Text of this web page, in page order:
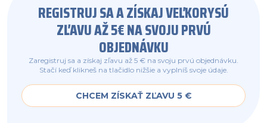
REGISTRUJ SA A ZÍSKAJ VEĽKORYSÚ
ZĽAVU AŽ 5€ NA SVOJU PRVÚ
OBJEDNÁVKU
Zaregistruj sa a získaj zľavu až 5 € na svoju prvú objednávku.
Stačí keď klikneš na tlačidlo nižšie a vyplníš svoje údaje.
CHCEM ZÍSKAŤ ZĽAVU 5 €